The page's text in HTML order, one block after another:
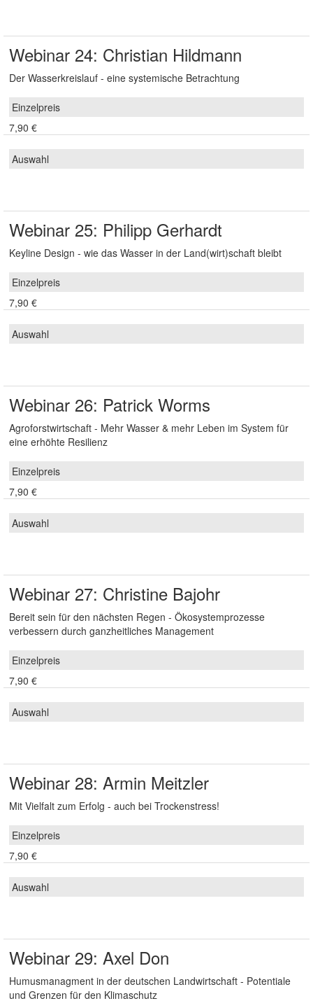
Webinar 24: Christian Hildmann
Der Wasserkreislauf - eine systemische Betrachtung
7,90 €
Webinar 25: Philipp Gerhardt
Keyline Design - wie das Wasser in der Land(wirt)schaft bleibt
7,90 €
Webinar 26: Patrick Worms
Agroforstwirtschaft - Mehr Wasser & mehr Leben im System für
eine erhöhte Resilienz
7,90 €
Webinar 27: Christine Bajohr
Bereit sein für den nächsten Regen - Ökosystemprozesse
verbessern durch ganzheitliches Management
7,90 €
Webinar 28: Armin Meitzler
Mit Vielfalt zum Erfolg - auch bei Trockenstress!
7,90 €
Webinar 29: Axel Don
Humusmanagment in der deutschen Landwirtschaft - Potentiale
und Grenzen für den Klimaschutz